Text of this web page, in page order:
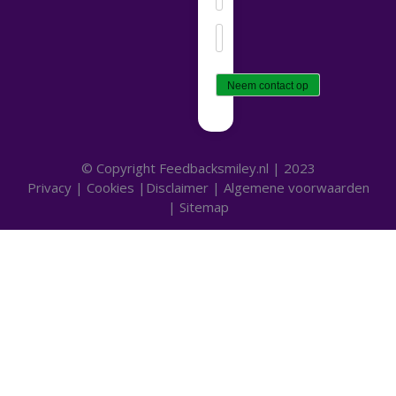
© Copyright Feedbacksmiley.nl | 2023
Privacy | Cookies | Disclaimer| Algemene voorwaarden
| Sitemap